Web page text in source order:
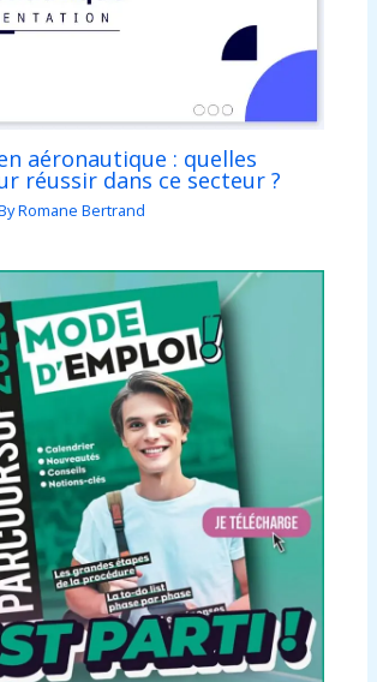
aéronautique : quelles
réussir dans ce secteur ?
Romane Bertrand